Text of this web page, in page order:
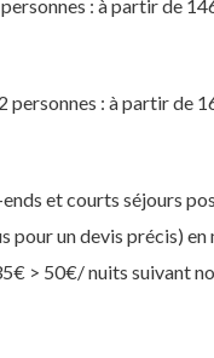
: à partir de
personnes : à partir de
et courts séjours
pour un devis précis) en
> 50€/ nuits suivant